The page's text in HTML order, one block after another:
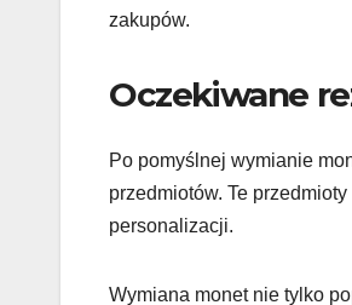
zakupów.
Oczekiwane
Po pomyślnej wymianie
przedmiotów. Te
personalizacji.
Wymiana monet nie tylko